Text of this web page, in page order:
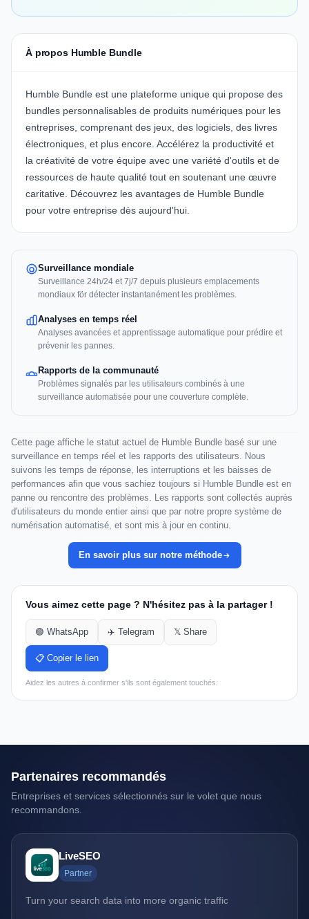
À propos Humble Bundle
Humble Bundle est une plateforme unique qui propose des
bundles personnalisables de produits numériques pour les
entreprises, comprenant des jeux, des logiciels, des livres
électroniques, et plus encore. Accélérez la productivité et
la créativité de votre équipe avec une variété d'outils et de
ressources de haute qualité tout en soutenant une œuvre
caritative. Découvrez les avantages de Humble Bundle
pour votre entreprise dès aujourd'hui.
Surveillance mondiale
Surveillance 24h/24 et 7j/7 depuis plusieurs emplacements
mondiaux för détecter instantanément les problèmes.
Analyses en temps réel
Analyses avancées et apprentissage automatique pour prédire et
prévenir les pannes.
Rapports de la communauté
Problèmes signalés par les utilisateurs combinés à une
surveillance automatisée pour une couverture complète.
Cette page affiche le statut actuel de Humble Bundle basé sur une
surveillance en temps réel et les rapports des utilisateurs. Nous
suivons les temps de réponse, les interruptions et les baisses de
performances afin que vous sachiez toujours si Humble Bundle est en
panne ou rencontre des problèmes. Les rapports sont collectés auprès
d'utilisateurs du monde entier ainsi que par notre propre système de
numérisation automatisé, et sont mis à jour en continu.
En savoir plus sur notre méthode
Vous aimez cette page ? N'hésitez pas à la partager !
🟢 WhatsApp ✈️ Telegram 𝕏 Share
📋 Copier le lien
Aidez les autres à confirmer s'ils sont également touchés.
Partenaires recommandés
Entreprises et services sélectionnés sur le volet que nous
recommandons.
LiveSEO
Partner
Turn your search data into more organic traffic